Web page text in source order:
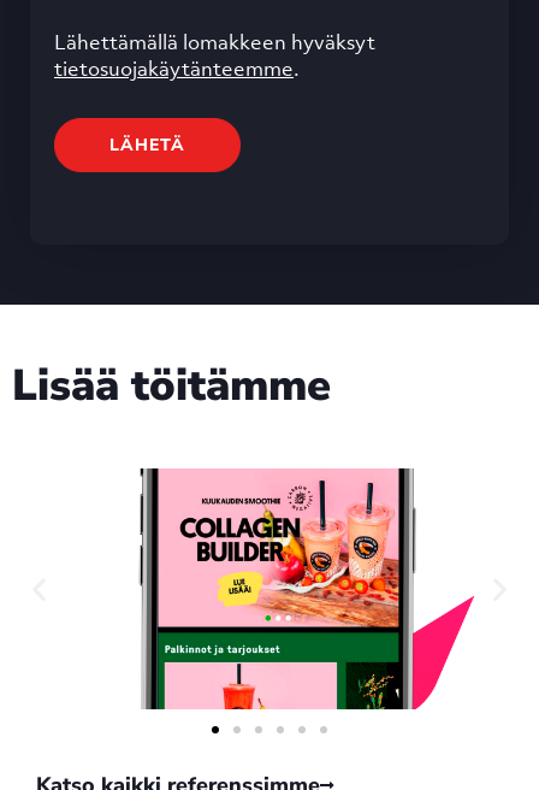
Lähettämällä lomakkeen hyväksyt
tietosuojakäytänteemme.
Lisää töitämme